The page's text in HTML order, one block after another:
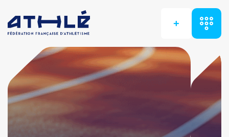
+